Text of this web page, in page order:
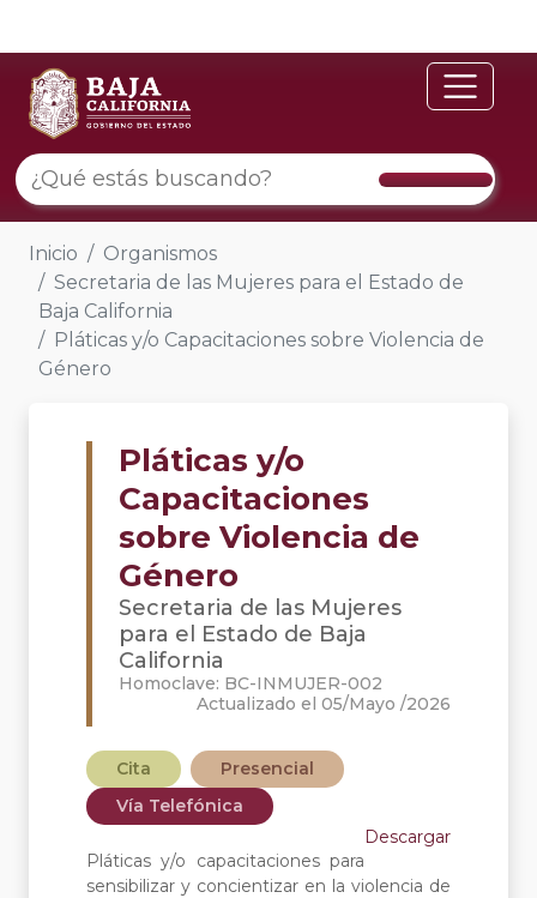
Inicio
Organismos
Secretaria de las Mujeres para el Estado de
Baja California
Pláticas y/o Capacitaciones sobre Violencia de
Género
Pláticas y/o
Capacitaciones
sobre Violencia de
Género
Secretaria de las Mujeres
para el Estado de Baja
California
Homoclave: BC-INMUJER-002
Actualizado el 05/Mayo /2026
Cita
Presencial
Vía Telefónica
Descargar
Pláticas y/o capacitaciones para
sensibilizar y concientizar en la violencia de